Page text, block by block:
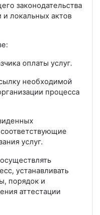
законодательства
локальных актов
оплаты услуг.
необходимой
процесса
услуг.
устанавливать
порядок и
аттестации